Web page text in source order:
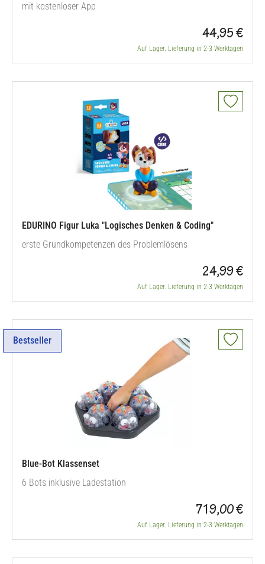
mit kostenloser App
44,95 €
Auf Lager. Lieferung in 2-3 Werktagen
EDURINO Figur Luka "Logisches Denken & Coding"
erste Grundkompetenzen des Problemlösens
24,99 €
Auf Lager. Lieferung in 2-3 Werktagen
Bestseller
Blue-Bot Klassenset
6 Bots inklusive Ladestation
719,00 €
Auf Lager. Lieferung in 2-3 Werktagen